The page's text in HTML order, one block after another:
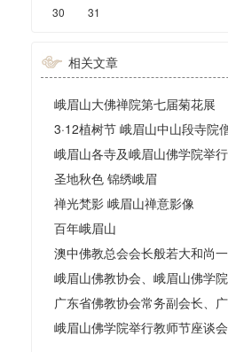
30
31
相关文章
峨眉山大佛禅院第七届菊花展
圣地秋色 锦绣峨眉
禅光梵影 峨眉山禅意影像
百年峨眉山
峨眉山佛学院举行教师节座谈会